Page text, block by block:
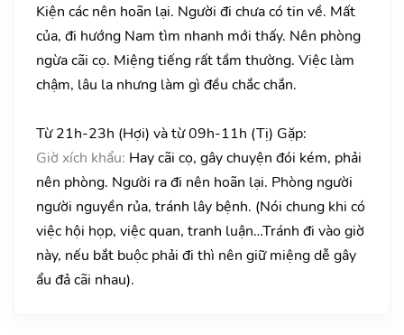
Kiện các nên hoãn lại. Người đi chưa có tin về. Mất
của, đi hướng Nam tìm nhanh mới thấy. Nên phòng
ngừa cãi cọ. Miệng tiếng rất tầm thường. Việc làm
chậm, lâu la nhưng làm gì đều chắc chắn.
Từ 21h-23h (Hợi) và từ 09h-11h (Tị) Gặp:
Giờ xích khẩu: Hay cãi cọ, gây chuyện đói kém, phải
nên phòng. Người ra đi nên hoãn lại. Phòng người
người nguyền rủa, tránh lây bệnh. (Nói chung khi có
việc hội họp, việc quan, tranh luận…Tránh đi vào giờ
này, nếu bắt buộc phải đi thì nên giữ miệng dễ gây
ẩu đả cãi nhau).